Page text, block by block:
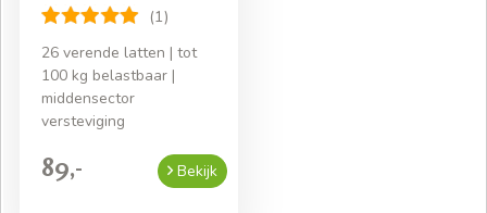
(1)
26 verende latten | tot
100 kg belastbaar |
middensector
versteviging
89,- Bekijk